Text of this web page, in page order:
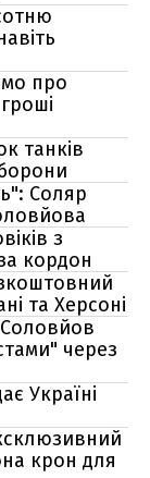
про
танків
Соляр
з
кордон
та Херсоні
через
Україні
крон для